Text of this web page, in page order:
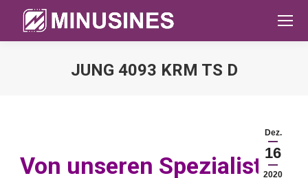
JUNG 4093 KRM TS D
Dez.
16
2020
Von unseren Spezialisten